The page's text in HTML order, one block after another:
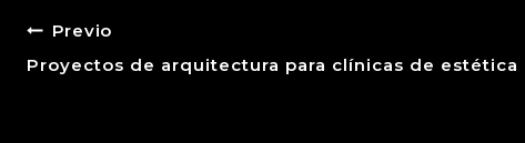
Previo
Proyectos de arquitectura para clínicas de estética